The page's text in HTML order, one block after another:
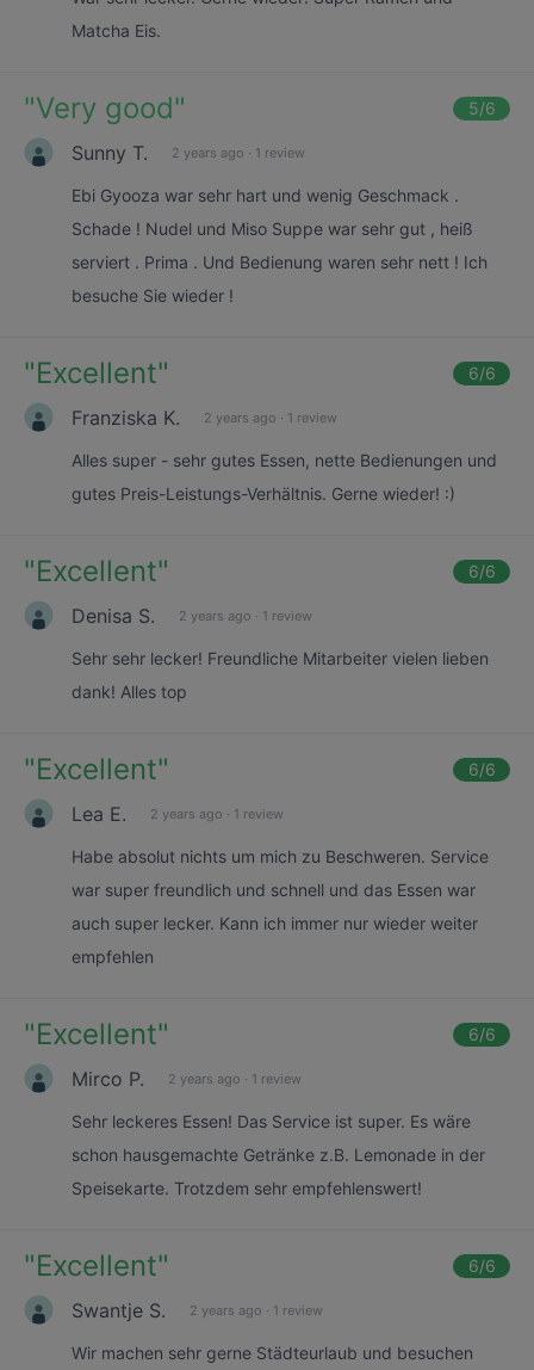
Matcha Eis.
"Very good" 5/6
Sunny T. 2 years ago · 1 review
Ebi Gyooza war sehr hart und wenig Geschmack .
Schade ! Nudel und Miso Suppe war sehr gut , heiß
serviert . Prima . Und Bedienung waren sehr nett ! Ich
besuche Sie wieder !
"Excellent" 6/6
Franziska K. 2 years ago · 1 review
Alles super - sehr gutes Essen, nette Bedienungen und
gutes Preis-Leistungs-Verhältnis. Gerne wieder! :)
"Excellent" 6/6
Denisa S. 2 years ago · 1 review
Sehr sehr lecker! Freundliche Mitarbeiter vielen lieben
dank! Alles top
"Excellent" 6/6
Lea E. 2 years ago · 1 review
Habe absolut nichts um mich zu Beschweren. Service
war super freundlich und schnell und das Essen war
auch super lecker. Kann ich immer nur wieder weiter
empfehlen
"Excellent" 6/6
Mirco P. 2 years ago · 1 review
Sehr leckeres Essen! Das Service ist super. Es wäre
schon hausgemachte Getränke z.B. Lemonade in der
Speisekarte. Trotzdem sehr empfehlenswert!
"Excellent" 6/6
Swantje S. 2 years ago · 1 review
Wir machen sehr gerne Städteurlaub und besuchen